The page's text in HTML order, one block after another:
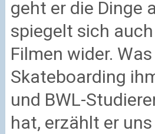
geht er die Dinge
spiegelt sich
Filmen wider. Was
Skateboarding
und BWL-
hat, erzählt er uns